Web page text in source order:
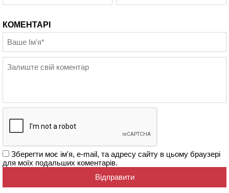
КОМЕНТАРІ
Зберегти моє ім'я, e-mail, та адресу сайту в цьому браузері
для моїх подальших коментарів.